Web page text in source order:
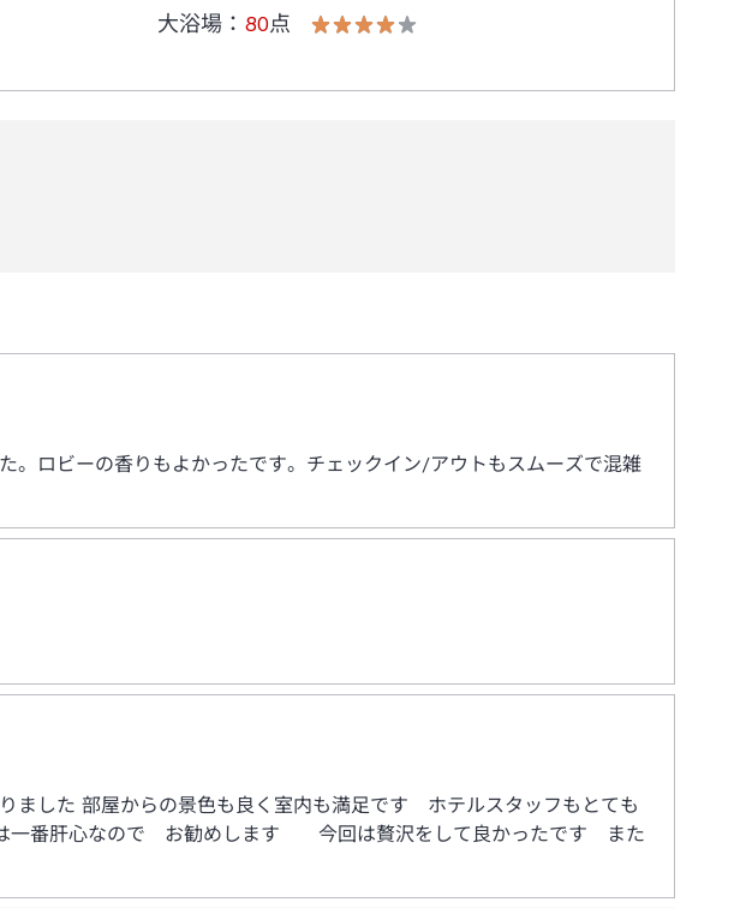
ご利用をお勧めいたします。
大浴場 ： 80点
。ロビーの香りもよかったです。チェックイン/アウトもスムーズで混雑
ました 部屋からの景色も良く室内も満足です ホテルスタッフもとても
番肝心なので お勧めします 今回は贅沢をして良かったです また